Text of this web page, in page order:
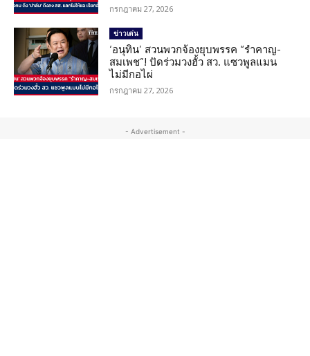
กรกฎาคม 27, 2026
ข่าวเด่น
‘อนุทิน’ สวนพวกจ้องยุบพรรค “รำคาญ-
สมเพช”! ปัดร่วมวงฮั้ว สว. แซวพูลแมน
ไม่มีกอไผ่
กรกฎาคม 27, 2026
- Advertisement -